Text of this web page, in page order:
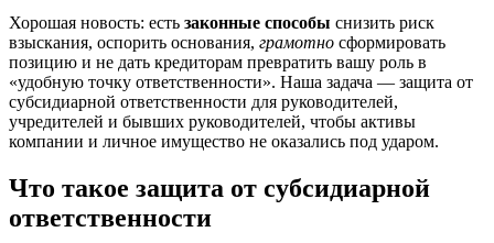
Хорошая новость: есть законные способы снизить риск
взыскания, оспорить основания, грамотно сформировать
позицию и не дать кредиторам превратить вашу роль в
«удобную точку ответственности». Наша задача — защита от
субсидиарной ответственности для руководителей,
учредителей и бывших руководителей, чтобы активы
компании и личное имущество не оказались под ударом.
Что такое защита от субсидиарной
ответственности